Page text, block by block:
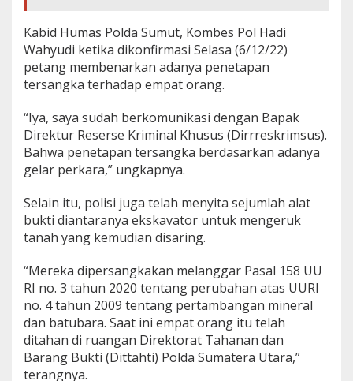
Kabid Humas Polda Sumut, Kombes Pol Hadi
Wahyudi ketika dikonfirmasi Selasa (6/12/22)
petang membenarkan adanya penetapan
tersangka terhadap empat orang.
“Iya, saya sudah berkomunikasi dengan Bapak
Direktur Reserse Kriminal Khusus (Dirrreskrimsus).
Bahwa penetapan tersangka berdasarkan adanya
gelar perkara,” ungkapnya.
Selain itu, polisi juga telah menyita sejumlah alat
bukti diantaranya ekskavator untuk mengeruk
tanah yang kemudian disaring.
“Mereka dipersangkakan melanggar Pasal 158 UU
RI no. 3 tahun 2020 tentang perubahan atas UURI
no. 4 tahun 2009 tentang pertambangan mineral
dan batubara. Saat ini empat orang itu telah
ditahan di ruangan Direktorat Tahanan dan
Barang Bukti (Dittahti) Polda Sumatera Utara,”
terangnya.